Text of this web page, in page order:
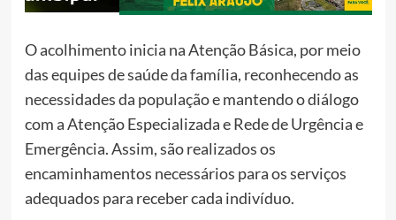
O acolhimento inicia na Atenção Básica, por meio
das equipes de saúde da família, reconhecendo as
necessidades da população e mantendo o diálogo
com a Atenção Especializada e Rede de Urgência e
Emergência. Assim, são realizados os
encaminhamentos necessários para os serviços
adequados para receber cada indivíduo.